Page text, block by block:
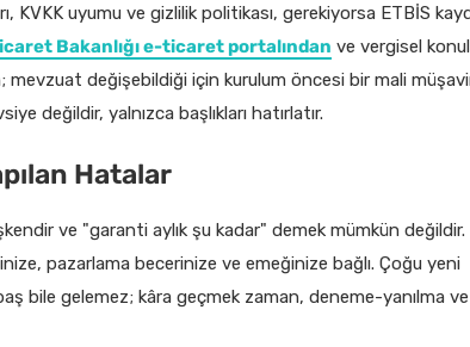
KVKK uyumu ve gizlilik politikası, gerekiyorsa ETBİS
Bakanlığı e-ticaret portalından ve vergisel
mevzuat değişebildiği için kurulum öncesi bir mali
değildir, yalnızca başlıkları hatırlatır.
Hatalar
ve "garanti aylık şu kadar" demek mümkün değildir.
pazarlama becerinize ve emeğinize bağlı. Çoğu yeni
bile gelemez; kâra geçmek zaman, deneme-yanılma ve